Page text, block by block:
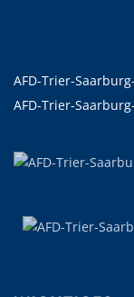
AFD-Trier-
AFD-Trier-